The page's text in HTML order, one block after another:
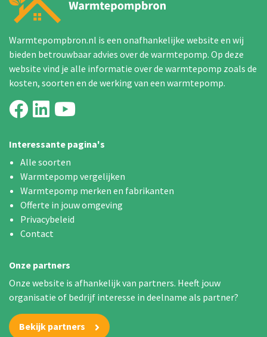
Warmtepompbron.nl is een onafhankelijke website en wij
bieden betrouwbaar advies over de warmtepomp. Op deze
website vind je alle informatie over de warmtepomp zoals de
kosten, soorten en de werking van een warmtepomp.
Interessante pagina's
Alle soorten
Warmtepomp vergelijken
Warmtepomp merken en fabrikanten
Offerte in jouw omgeving
Privacybeleid
Contact
Onze partners
Onze website is afhankelijk van partners. Heeft jouw
organisatie of bedrijf interesse in deelname als partner?
Bekijk partners